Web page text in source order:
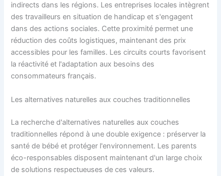
indirects dans les régions. Les entreprises locales intègrent
des travailleurs en situation de handicap et s'engagent
dans des actions sociales. Cette proximité permet une
réduction des coûts logistiques, maintenant des prix
accessibles pour les familles. Les circuits courts favorisent
la réactivité et l'adaptation aux besoins des
consommateurs français.
Les alternatives naturelles aux couches traditionnelles
La recherche d'alternatives naturelles aux couches
traditionnelles répond à une double exigence : préserver la
santé de bébé et protéger l'environnement. Les parents
éco-responsables disposent maintenant d'un large choix
de solutions respectueuses de ces valeurs.